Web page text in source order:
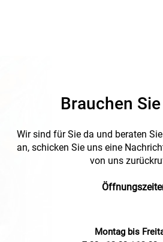
Brauchen
Wir sind für Sie da und beraten
an, schicken Sie uns eine
von uns
Montag bis